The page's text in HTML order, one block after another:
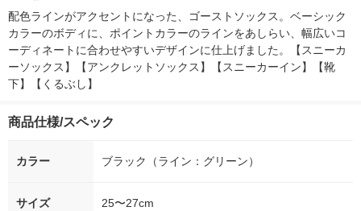
オリジナル
配色ラインがアクセントになった、ゴーストソックス。ベーシック
カラーのボディに、ポイントカラーのラインをあしらい、幅広いコ
ーディネートに合わせやすいデザインに仕上げました。【スニーカ
ーソックス】【アンクレットソックス】【スニーカーイン】【靴
下】【くるぶし】
商品仕様/スペック
カラー ブラック（ライン：グリーン）
サイズ 25〜27cm